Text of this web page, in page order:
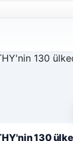
daha iyi
130